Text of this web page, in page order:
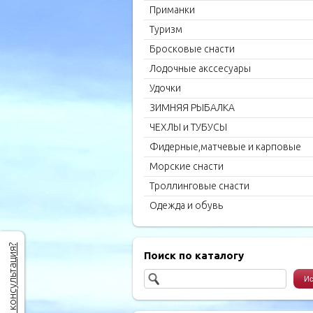
Приманки
Туризм
Бросковые снасти
Лодочные акссесуары
Удочки
ЗИМНЯЯ РЫБАЛКА
ЧЕХЛЫ и ТУБУСЫ
Фидерные,матчевые и карповые
удилища
Морские снасти
Троллинговые снасти
Одежда и обувь
Поиск по каталогу